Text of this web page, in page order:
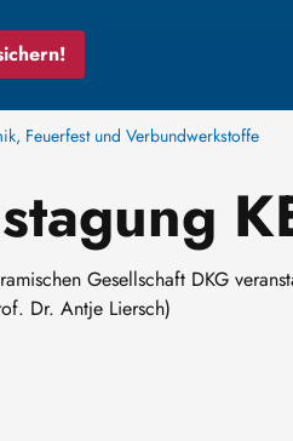
Feuerfest und Verbundwerkstoffe
Gesellschaft DKG
Dr. Antje Liersch)